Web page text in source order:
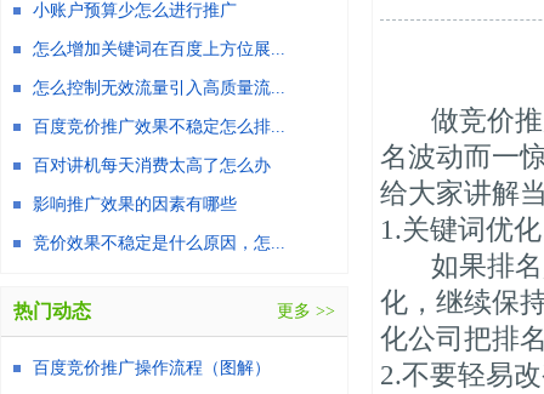
做竞价推
名波动而一
给大家讲解
1.关键词优化
如果排名
化，继续保
化公司把排
2.不要轻易
小账户预算少怎么进行推广
怎么增加关键词在百度上方位展...
怎么控制无效流量引入高质量流...
百度竞价推广效果不稳定怎么排...
百对讲机每天消费太高了怎么办
影响推广效果的因素有哪些
竞价效果不稳定是什么原因，怎...
热门动态 更多 >>
百度竞价推广操作流程（图解）